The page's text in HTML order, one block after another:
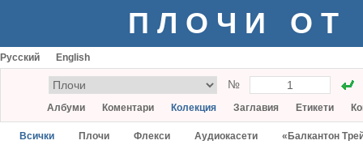
ПЛОЧИ ОТ
Русский English
№
Албуми Коментари Колекция Заглавия Етикети
Всички Плочи Флекси Аудиокасети
«Балкантон